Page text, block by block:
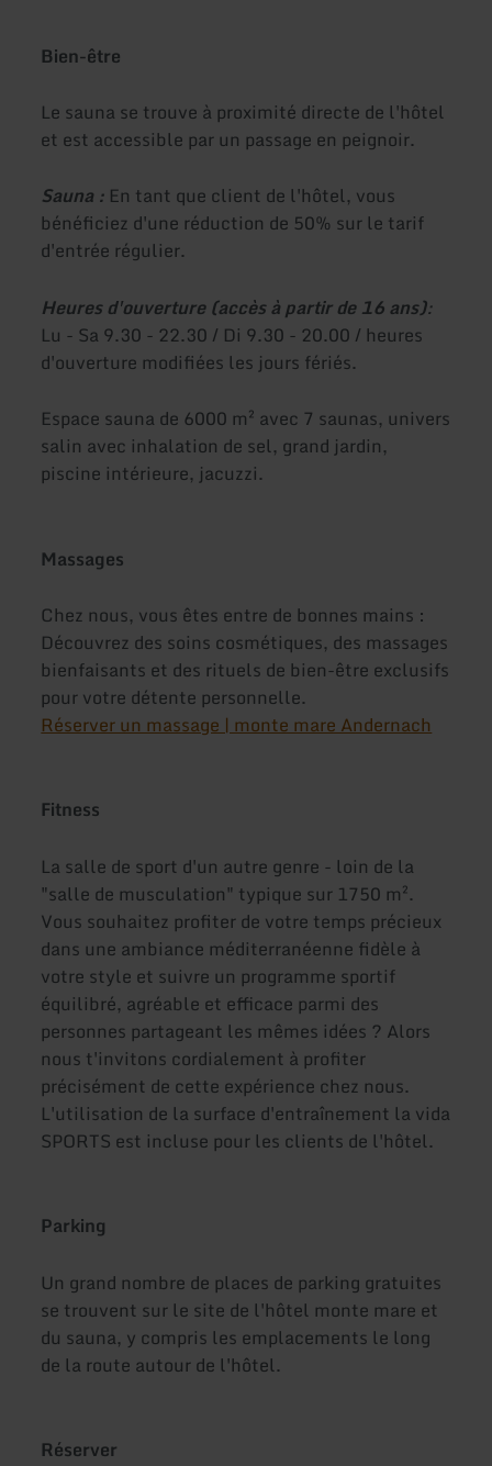
Bien-être
Le sauna se trouve à proximité directe de l'hôtel
et est accessible par un passage en peignoir.
Sauna : En tant que client de l'hôtel, vous
bénéficiez d'une réduction de 50% sur le tarif
d'entrée régulier.
Heures d'ouverture (accès à partir de 16 ans):
Lu - Sa 9.30 - 22.30 / Di 9.30 - 20.00 / heures
d'ouverture modifiées les jours fériés.
Espace sauna de 6000 m² avec 7 saunas, univers
salin avec inhalation de sel, grand jardin,
piscine intérieure, jacuzzi.
Massages
Chez nous, vous êtes entre de bonnes mains :
Découvrez des soins cosmétiques, des massages
bienfaisants et des rituels de bien-être exclusifs
pour votre détente personnelle.
Réserver un massage | monte mare Andernach
Fitness
La salle de sport d'un autre genre - loin de la
"salle de musculation" typique sur 1750 m².
Vous souhaitez profiter de votre temps précieux
dans une ambiance méditerranéenne fidèle à
votre style et suivre un programme sportif
équilibré, agréable et efficace parmi des
personnes partageant les mêmes idées ? Alors
nous t'invitons cordialement à profiter
précisément de cette expérience chez nous.
L'utilisation de la surface d'entraînement la vida
SPORTS est incluse pour les clients de l'hôtel.
Parking
Un grand nombre de places de parking gratuites
se trouvent sur le site de l'hôtel monte mare et
du sauna, y compris les emplacements le long
de la route autour de l'hôtel.
Réserver